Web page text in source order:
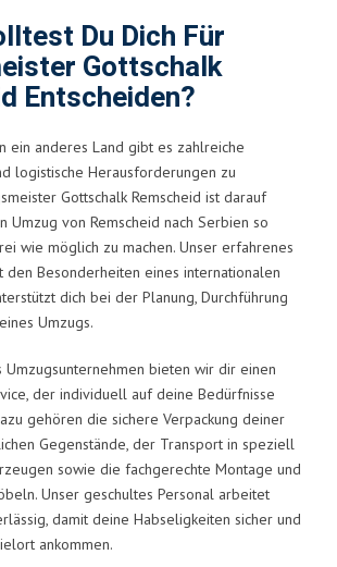
Du Dich Für
Gottschalk
Entscheiden?
ein anderes Land gibt es zahlreiche
logistische Herausforderungen zu
Gottschalk Remscheid ist darauf
Umzug von Remscheid nach Serbien so
wie möglich zu machen. Unser erfahrenes
den Besonderheiten eines internationalen
dich bei der Planung, Durchführung
Umzugs.
bieten wir dir einen
der individuell auf deine Bedürfnisse
gehören die sichere Verpackung deiner
Gegenstände, der Transport in speziell
sowie die fachgerechte Montage und
Unser geschultes Personal arbeitet
damit deine Habseligkeiten sicher und
ankommen.